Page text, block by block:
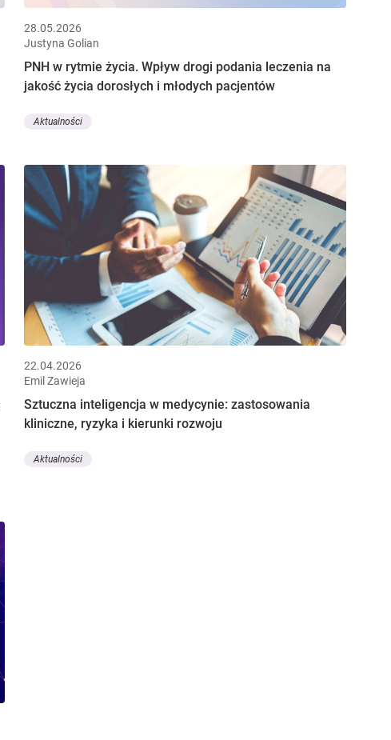
28.05.2026
Justyna Golian
PNH w rytmie życia. Wpływ drogi podania leczenia na
jakość życia dorosłych i młodych pacjentów
Aktualności
22.04.2026
Emil Zawieja
Sztuczna inteligencja w medycynie: zastosowania
kliniczne, ryzyka i kierunki rozwoju
Aktualności